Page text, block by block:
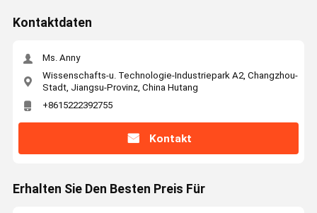
Kontaktdaten
Ms. Anny
Wissenschafts-u. Technologie-Industriepark A2, Changzhou-
Stadt, Jiangsu-Provinz, China Hutang
+8615222392755
Kontakt
Erhalten Sie Den Besten Preis Für